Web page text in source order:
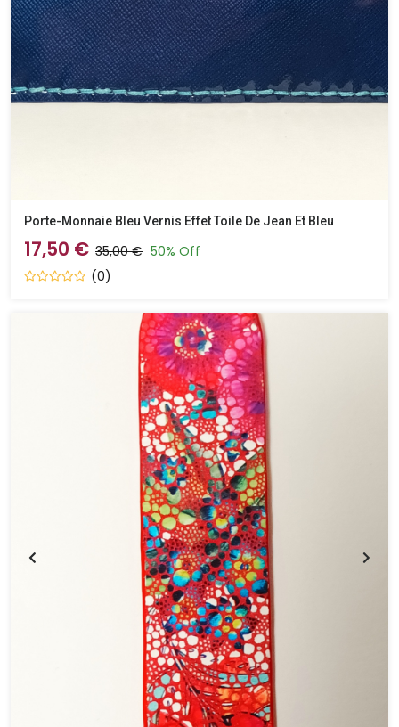
Porte-Monnaie Bleu Vernis Effet Toile De Jean Et Bleu
17,50 € 35,00 € 50% Off
(0)